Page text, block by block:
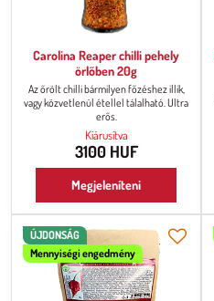
Carolina Reaper chilli pehely
örlőben 20g
Az őrölt chilli bármilyen főzéshez illik,
vagy közvetlenül étellel tálalható. Ultra
erős.
Kiárusítva
3100 HUF
Megjeleníteni
ÚJDONSÁG
Mennyiségi engedmény